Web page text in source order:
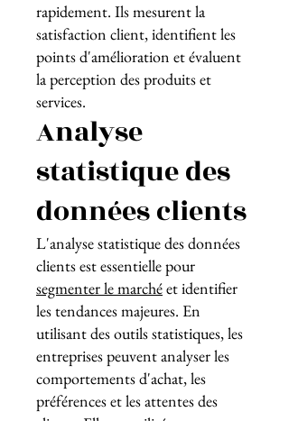
rapidement. Ils mesurent la
satisfaction client, identifient les
points d'amélioration et évaluent
la perception des produits et
services.
Analyse
statistique des
données clients
L'analyse statistique des données
clients est essentielle pour
segmenter le marchéet identifier
les tendances majeures. En
utilisant des outils statistiques, les
entreprises peuvent analyser les
comportements d'achat, les
préférences et les attentes des